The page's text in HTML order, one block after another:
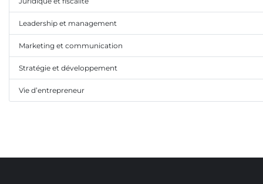
Leadership et management
Marketing et communication
Stratégie et développement
Vie d’entrepreneur